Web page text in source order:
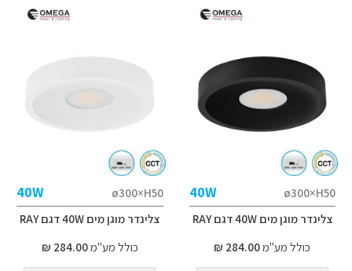
ø300×H50
40W
צלינדר מוגן מים 40W דגם RAY
כולל מע"מ284.00 ₪
ø300×H50
40W
צלינדר מוגן מים 40W דגם RAY
כולל מע"מ284.00 ₪